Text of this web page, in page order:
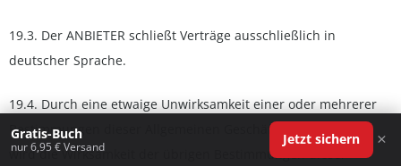
19.3. Der ANBIETER schließt Verträge ausschließlich in
deutscher Sprache.
19.4. Durch eine etwaige Unwirksamkeit einer oder mehrerer
Bestimmungen dieser Allgemeinen Geschäftsbedingungen
wird die Wirksamkeit der übrigen Bestimmungen dieser
Gratis-Buch
nur 6,95 € Versand Jetzt sichern ×